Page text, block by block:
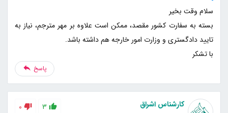
بسته به سفارت کشور مقصد، ممکن است علاوه بر مهر مترجم، نیاز به
با تشکر
پاسخ
کارشناس اشراق 3
0